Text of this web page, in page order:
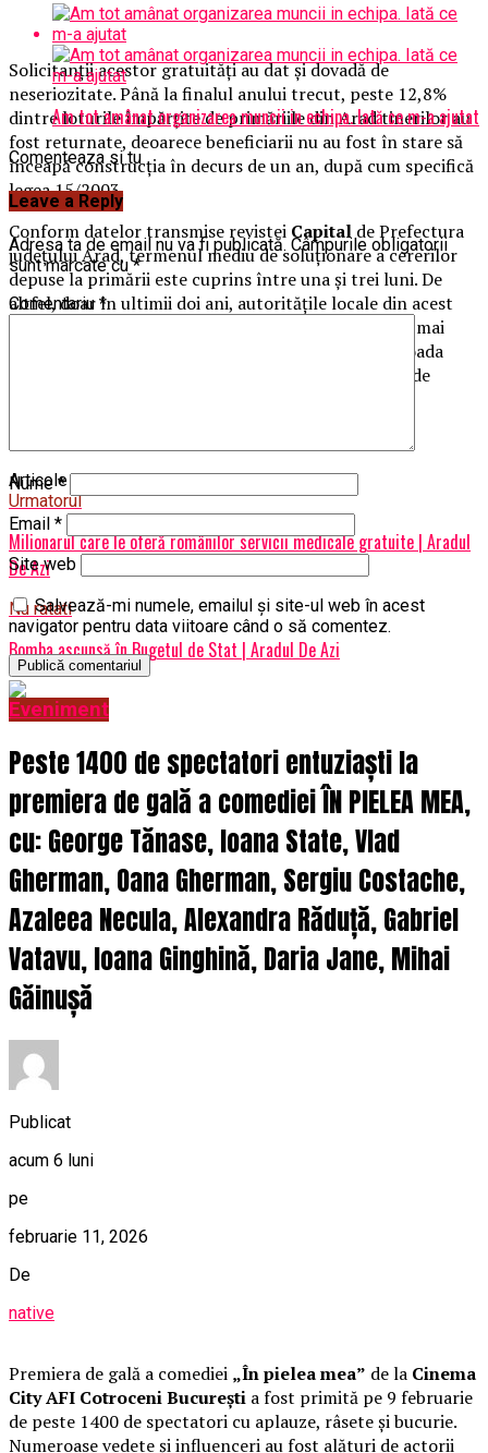
Solicitanţii acestor gratuităţi au dat şi dovadă de
neseriozitate. Până la finalul anului trecut, peste 12,8%
dintre loturile împărţite de primăriile din Arad tinerilor au
fost returnate, deoarece beneficiarii nu au fost în stare să
înceapă construcţia în decurs de un an, după cum specifică
legea 15/2003.
Conform datelor transmise revistei Capital de Prefectura
judeţului Arad, termenul mediu de soluţionare a cererilor
depuse la primării este cuprins între una şi trei luni. De
altfel, doar în ultimii doi ani, autorităţile locale din acest
judeţ au înregistrat un număr de cereri de 37 de ori mai
mare faţă de numărul terenurilor acordate. În perioada
2016-2017, au beneficiat de teren gratuit doar 122 de
Articole pe aceiasi tema:prima
Urmatorul
Milionarul care le oferă românilor servicii medicale gratuite | Aradul
De Azi
Nu ratati
Bomba ascunsă în Bugetul de Stat | Aradul De Azi
Am tot amânat organizarea muncii in echipa. Iată ce m-a ajutat
Comenteaza si tu
Leave a Reply
Adresa ta de email nu va fi publicată. Câmpurile obligatorii
sunt marcate cu*
Comentariu*
Nume*
Email *
Site web
Salvează-mi numele, emailul și site-ul web în acest
navigator pentru data viitoare când o să comentez.
Eveniment
Peste 1400 de spectatori entuziaști la
premiera de gală a comediei ÎN PIELEA MEA,
cu: George Tănase, Ioana State, Vlad
Gherman, Oana Gherman, Sergiu Costache,
Azaleea Necula, Alexandra Răduță, Gabriel
Vatavu, Ioana Ginghină, Daria Jane, Mihai
Găinușă
Publicat
acum 6 luni
pe
februarie 11, 2026
De
native
Premiera de gală a comediei „În pielea mea” de la Cinema
City AFI Cotroceni București a fost primită pe 9 februarie
de peste 1400 de spectatori cu aplauze, râsete și bucurie.
Numeroase vedete și influenceri au fost alături de actorii